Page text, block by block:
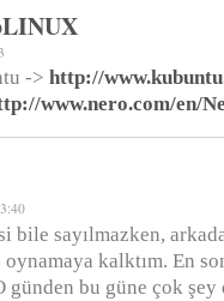
-> http://
www.nero.com/en/
sayılmazken,
kalktım. En
günden bu güne çok